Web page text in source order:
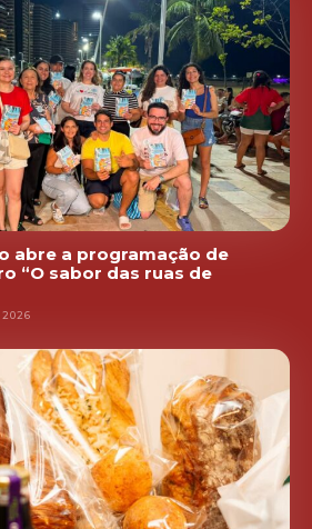
abre a programação de
“O sabor das ruas de
2026